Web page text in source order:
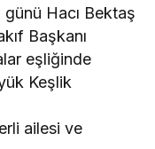
Hacı Bektaş
Başkanı
eşliğinde
Keşlik
ailesi ve